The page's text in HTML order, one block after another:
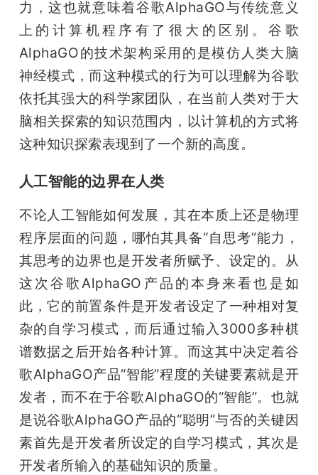
力，这也就意味着谷歌AlphaGO与传统意义
上的计算机程序有了很大的区别。谷歌
AlphaGO的技术架构采用的是模仿人类大脑
神经模式，而这种模式的行为可以理解为谷歌
依托其强大的科学家团队，在当前人类对于大
脑相关探索的知识范围内，以计算机的方式将
这种知识探索表现到了一个新的高度。
人工智能的边界在人类
不论人工智能如何发展，其在本质上还是物理
程序层面的问题，哪怕其具备“自思考”能力，
其思考的边界也是开发者所赋予、设定的。从
这次谷歌AlphaGO产品的本身来看也是如
此，它的前置条件是开发者设定了一种相对复
杂的自学习模式，而后通过输入3000多种棋
谱数据之后开始各种计算。而这其中决定着谷
歌AlphaGO产品“智能”程度的关键要素就是开
发者，而不在于谷歌AlphaGO的“智能”。也就
是说谷歌AlphaGO产品的“聪明”与否的关键因
素首先是开发者所设定的自学习模式，其次是
开发者所输入的基础知识的质量。